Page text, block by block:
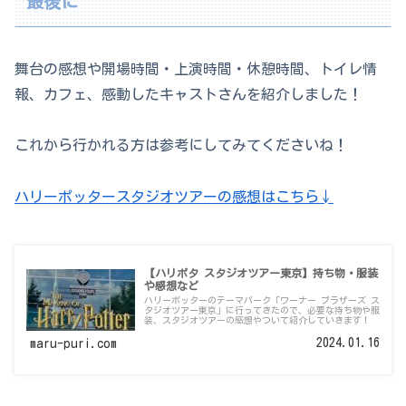
舞台の感想や開場時間・上演時間・休憩時間、トイレ情
報、カフェ、感動したキャストさんを紹介しました！
これから行かれる方は参考にしてみてくださいね！
ハリーポッタースタジオツアーの感想はこちら↓
【ハリポタ スタジオツアー東京】持ち物・服装
や感想など
ハリーポッターのテーマパーク「ワーナー ブラザーズ ス
タジオツアー東京」に行ってきたので、必要な持ち物や服
装、スタジオツアーの感想やついて紹介していきます！
maru-puri.com 2024.01.16